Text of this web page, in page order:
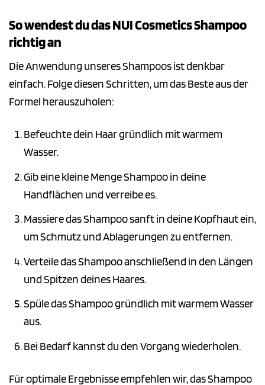
So wendest du das NUI Cosmetics Shampoo
richtig an
Die Anwendung unseres Shampoos ist denkbar
einfach. Folge diesen Schritten, um das Beste aus der
Formel herauszuholen:
Befeuchte dein Haar gründlich mit warmem
Wasser.
Gib eine kleine Menge Shampoo in deine
Handflächen und verreibe es.
Massiere das Shampoo sanft in deine Kopfhaut ein,
um Schmutz und Ablagerungen zu entfernen.
Verteile das Shampoo anschließend in den Längen
und Spitzen deines Haares.
Spüle das Shampoo gründlich mit warmem Wasser
aus.
Bei Bedarf kannst du den Vorgang wiederholen.
Für optimale Ergebnisse empfehlen wir, das Shampoo